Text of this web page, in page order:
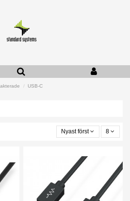
USB-C
Nyast först 8